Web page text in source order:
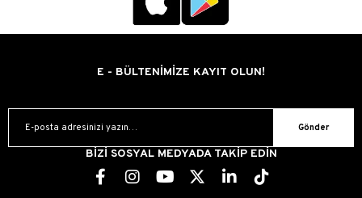
E - BÜLTENİMİZE KAYIT OLUN!
Gönder
BİZİ SOSYAL MEDYADA TAKİP EDİN